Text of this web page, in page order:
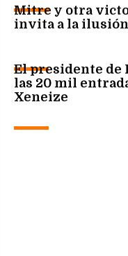
Mitre y otra
invita a la ilusión
El presidente de
las 20 mil
Xeneize